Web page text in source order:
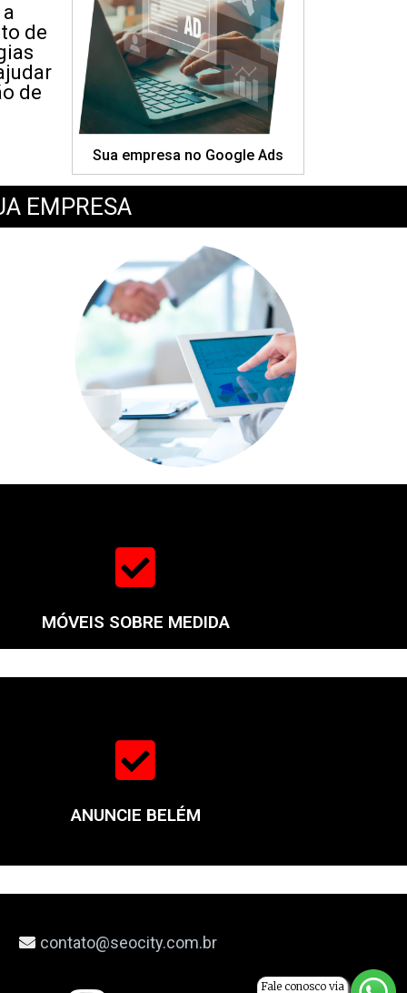
de
de
Sua empresa no Google Ads
EMPRESA
MÓVEIS SOBRE MEDIDA
ANUNCIE BELÉM
Fale conosco via
contato@seocity.com.br